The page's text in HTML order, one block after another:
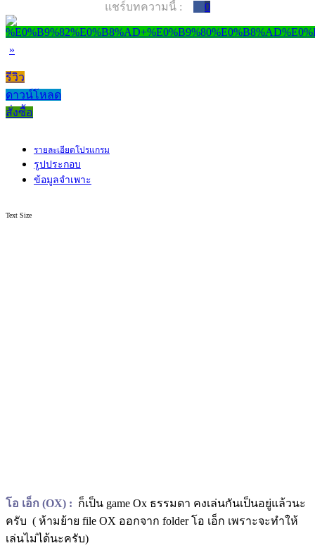
แชร์บทความนี้ : 0
»
รีวิว
ดาวน์โหลด
สั่งซื้อ
รายละเอียดโปรแกรม
รูปประกอบ
ข้อมูลจำเพาะ
Text Size
โอ เอ็ก (OX) : ก็เป็น game Ox ธรรมดา คงเล่นกันเป็นอยู่แล้วนะ
ครับ ( ห้ามย้าย file OX ออกจาก folder โอ เอ็ก เพราะจะทำให้
เล่นไม่ได้นะครับ)